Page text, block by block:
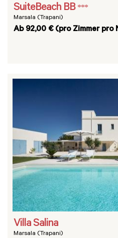
SuiteBeach BB ***
Marsala (Trapani)
Ab 92,00 € (pro Zimmer pro
Villa Salina
Marsala (Trapani)